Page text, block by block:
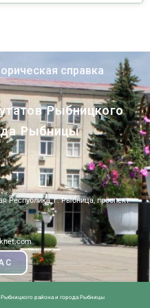
справка
Рыбницкого
Рыбницы
Республика, г. Рыбница, проспект
района и города Рыбницы